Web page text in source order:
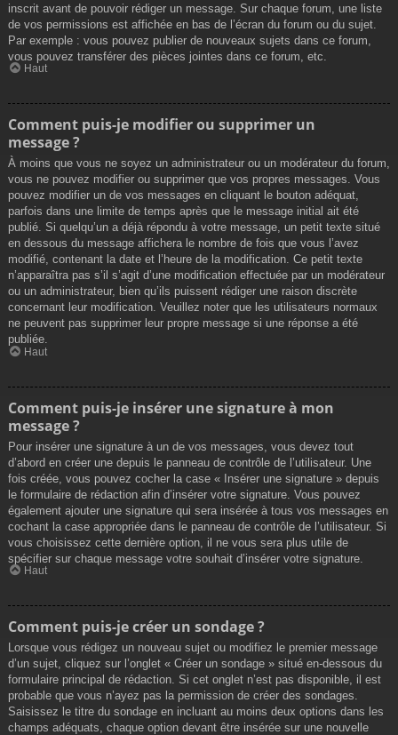
inscrit avant de pouvoir rédiger un message. Sur chaque forum, une liste
de vos permissions est affichée en bas de l’écran du forum ou du sujet.
Par exemple : vous pouvez publier de nouveaux sujets dans ce forum,
vous pouvez transférer des pièces jointes dans ce forum, etc.
Haut
Comment puis-je modifier ou supprimer un
message ?
À moins que vous ne soyez un administrateur ou un modérateur du forum,
vous ne pouvez modifier ou supprimer que vos propres messages. Vous
pouvez modifier un de vos messages en cliquant le bouton adéquat,
parfois dans une limite de temps après que le message initial ait été
publié. Si quelqu’un a déjà répondu à votre message, un petit texte situé
en dessous du message affichera le nombre de fois que vous l’avez
modifié, contenant la date et l’heure de la modification. Ce petit texte
n’apparaîtra pas s’il s’agit d’une modification effectuée par un modérateur
ou un administrateur, bien qu’ils puissent rédiger une raison discrète
concernant leur modification. Veuillez noter que les utilisateurs normaux
ne peuvent pas supprimer leur propre message si une réponse a été
publiée.
Haut
Comment puis-je insérer une signature à mon
message ?
Pour insérer une signature à un de vos messages, vous devez tout
d’abord en créer une depuis le panneau de contrôle de l’utilisateur. Une
fois créée, vous pouvez cocher la case « Insérer une signature » depuis
le formulaire de rédaction afin d’insérer votre signature. Vous pouvez
également ajouter une signature qui sera insérée à tous vos messages en
cochant la case appropriée dans le panneau de contrôle de l’utilisateur. Si
vous choisissez cette dernière option, il ne vous sera plus utile de
spécifier sur chaque message votre souhait d’insérer votre signature.
Haut
Comment puis-je créer un sondage ?
Lorsque vous rédigez un nouveau sujet ou modifiez le premier message
d’un sujet, cliquez sur l’onglet « Créer un sondage » situé en-dessous du
formulaire principal de rédaction. Si cet onglet n’est pas disponible, il est
probable que vous n’ayez pas la permission de créer des sondages.
Saisissez le titre du sondage en incluant au moins deux options dans les
champs adéquats, chaque option devant être insérée sur une nouvelle